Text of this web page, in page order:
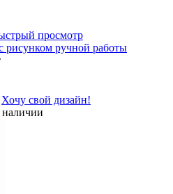
просмотр
рисунком ручной работы
Хочу свой дизайн!